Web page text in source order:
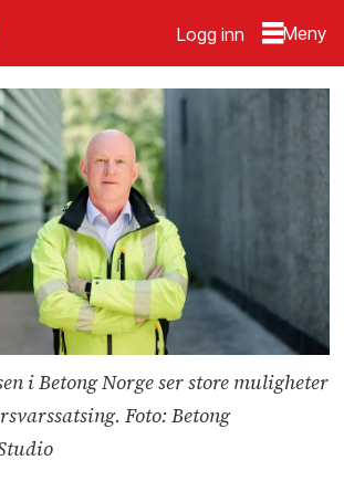
Logg inn
i Betong Norge ser store muligheter
Foto: Betong